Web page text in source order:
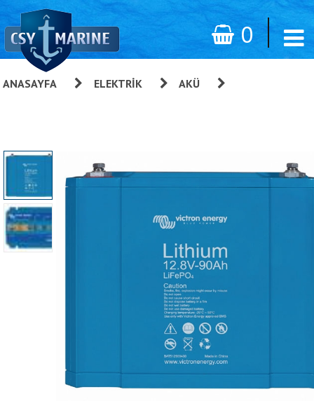
0
ANASAYFA ELEKTRIK AKÜ